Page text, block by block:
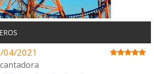
04/2021